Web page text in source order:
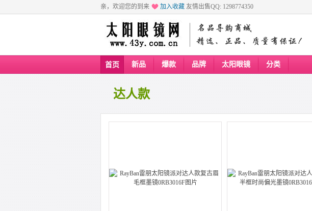
亲，欢迎您的到来 加入收藏 友情出售QQ: 1298774350
首页 新品 爆款 品牌 太阳眼镜 分类
达人款